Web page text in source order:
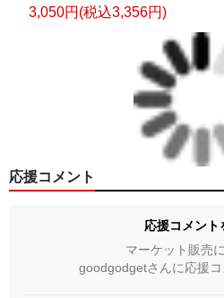
3,050円(税込3,356円)
応援コメント
応援コメン
マーケット販売
goodgodgetさんに応援コ